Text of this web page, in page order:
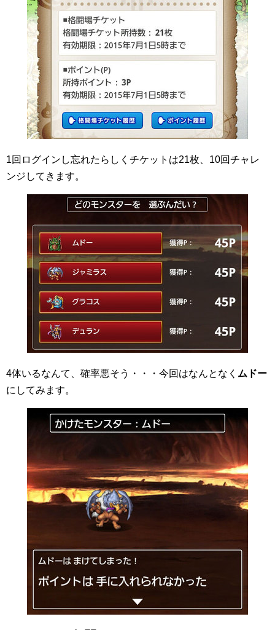
1回ログインし忘れたらしくチケットは21枚、10回チャレ
ンジしてきます。
4体いるなんて、確率悪そう・・・今回はなんとなく ムドー
にしてみます。